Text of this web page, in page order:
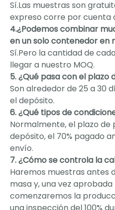
Sí.Las muestras son
expreso corre por cuenta
4.¿Podemos combinar
en un solo contenedor en
Sí.Pero la cantidad de
llegar a nuestro MOQ.
5. ¿Qué pasa con el
Son alrededor de 25 a 30
el depósito.
6. ¿Qué tipos de
Normalmente, el plazo de
depósito, el 70% pagado
envío.
7. ¿Cómo se controla la
Haremos muestras antes
masa y, una vez
comenzaremos la